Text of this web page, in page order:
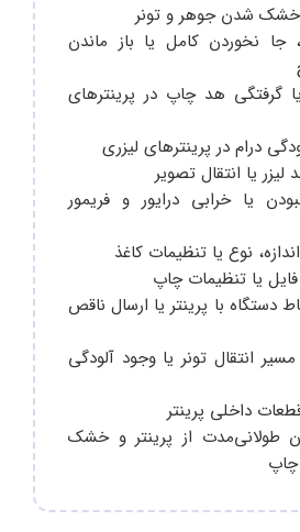
خشک شدن جوهر و تونر
جا نخوردن کامل یا باز ماندن
گرفتگی هد چاپ در پرینترهای
درام در پرینترهای لیزری
لیزر یا انتقال تصویر
یا خرابی درایور و فریمور
نوع یا تنظیمات کاغذ
یا تنظیمات چاپ
دستگاه با پرینتر یا ارسال ناقص
انتقال تونر یا وجود آلودگی
داخلی پرینتر
طولانی‌مدت از پرینتر و خشک